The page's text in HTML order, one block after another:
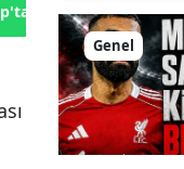
Gönder
Genel